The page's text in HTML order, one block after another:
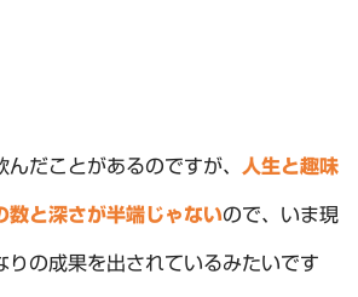
んだことがあるのですが、 人生と趣味
数と深さが半端じゃないので、いま現
りの成果を出されているみたいです